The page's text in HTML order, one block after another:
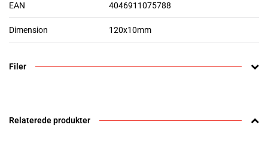
EAN 4046911075788
Dimension 120x10mm
Filer
Relaterede produkter